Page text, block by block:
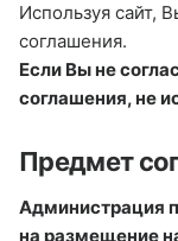
Используя сайт,
соглашения.
Если Вы не
соглашения, не
Предмет
Администрация
на размещение